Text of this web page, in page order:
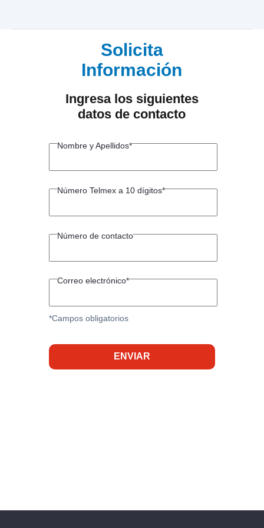
tomapedido - Contrata
Solicita
Información
Ingresa los siguientes
datos de contacto
Nombre y Apellidos*
Número Telmex a 10 dígitos*
Número de contacto
Correo electrónico*
*Campos obligatorios